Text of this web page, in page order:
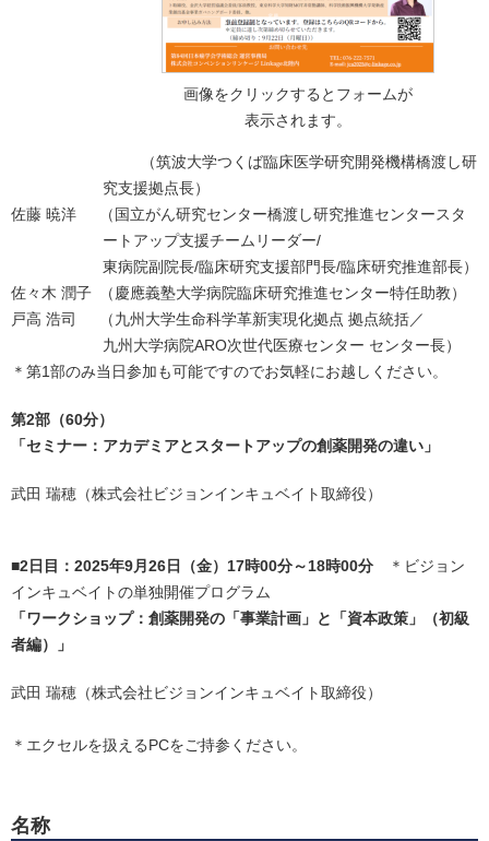
画像をクリックするとフォームが
表示されます。
（筑波大学つくば臨床医学研究開発機構橋渡し研
究支援拠点長）
佐藤 暁洋
（国立がん研究センター橋渡し研究推進センタースタ
ートアップ支援チームリーダー/
東病院副院長/臨床研究支援部門長/臨床研究推進部長）
佐々木 潤子
（慶應義塾大学病院臨床研究推進センター特任助教）
戸高 浩司
（九州大学生命科学革新実現化拠点 拠点統括／
九州大学病院ARO次世代医療センター センター長）
＊第1部のみ当日参加も可能ですのでお気軽にお越しください。
第2部（60分）
「セミナー：アカデミアとスタートアップの創薬開発の違い」
武田 瑞穂（株式会社ビジョンインキュベイト取締役）
■2日目：2025年9月26日（金）17時00分～18時00分
＊ビジョン
インキュベイトの単独開催プログラム
「ワークショップ：創薬開発の「事業計画」と「資本政策」（初級
者編）」
武田 瑞穂（株式会社ビジョンインキュベイト取締役）
＊エクセルを扱えるPCをご持参ください。
名称